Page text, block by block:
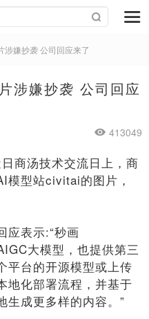
涉嫌抄袭 公司回应来了
涉嫌抄袭 公司回应
413049
商汤技术交流日上，商
模型站civitai的图片，
应表示:“秒画
大模型，也提供第三
平台的开源模型或上传
地化部署流程，并基于
生成更多样的内容。”